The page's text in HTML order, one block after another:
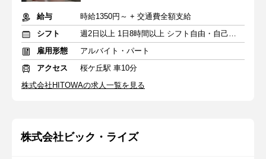
給与
時給1350円～ + 交通費全額支給
シフト
週2日以上 1日8時間以上 シフト自由・自己申告
雇用形態
アルバイト・パート
アクセス
桜ケ丘駅 車10分
株式会社HITOWAの求人一覧を見る
株式会社ビック・ライズ